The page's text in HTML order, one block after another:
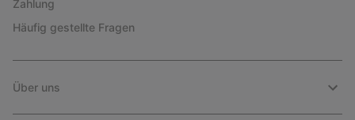
Zahlung
Häufig gestellte Fragen
Über uns